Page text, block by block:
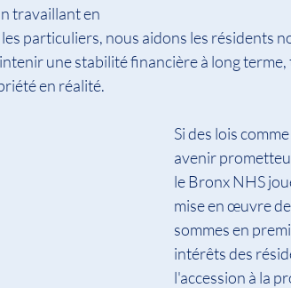
travaillant en
particuliers, nous aidons les résidents
une stabilité financière à long
en réalité.
Si des lois
avenir
le Bronx NHS
mise en œuvre
sommes en
intérêts des
l'accession à la